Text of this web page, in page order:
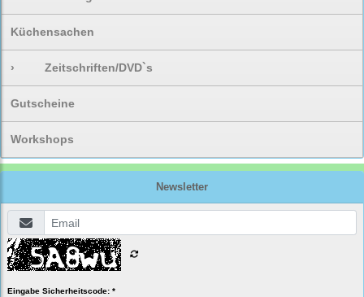
Küchensachen
› Zeitschriften/DVD`s
Gutscheine
Workshops
Newsletter
Eingabe Sicherheitscode: *